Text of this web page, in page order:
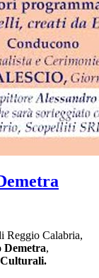
Reggio Calabria,
Demetra,
Culturali.